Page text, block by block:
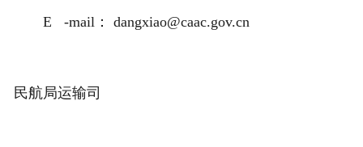
E -mail： dangxiao@caac.gov.cn
民航局运输司